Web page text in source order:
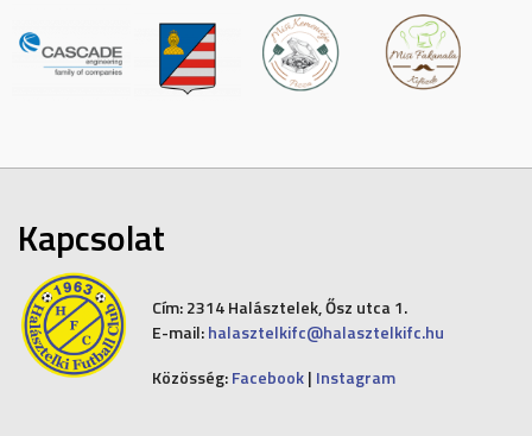
Kapcsolat
Cím:2314 Halásztelek, Ősz utca 1.
E-mail: halasztelkifc@halasztelkifc.hu
Közösség: Facebook| Instagram